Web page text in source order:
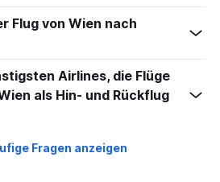
Flug von Wien nach
Airlines, die Flüge
als Hin- und Rückflug
Fragen anzeigen